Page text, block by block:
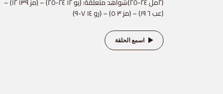
(عب ٦ ١٩) – (مز ٣ ٥) – (رو ١٤ ٧-٩)
اسمع الحلقة